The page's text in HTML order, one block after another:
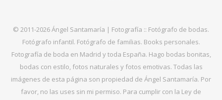
© 2011-2026 Ángel Santamaría | Fotografía :: Fotógrafo de bodas.
Fotógrafo infantil. Fotógrafo de familias. Books personales.
Fotografía de boda en Madrid y toda España. Hago bodas bonitas,
bodas con estilo, fotos naturales y fotos emotivas. Todas las
imágenes de esta página son propiedad de Ángel Santamaría. Por
favor, no las uses sin mi permiso. Para cumplir con la Ley de